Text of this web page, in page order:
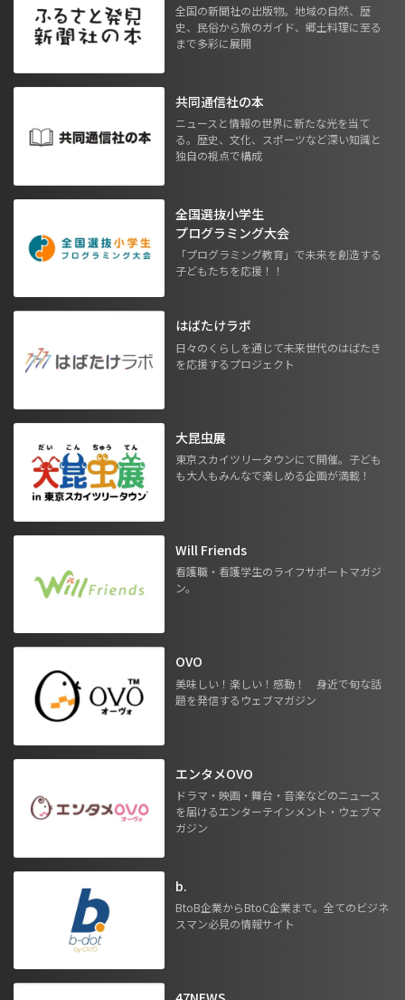
全国の新聞社の出版物。地域の自然、歴
史、民俗から旅のガイド、郷土料理に至る
まで多彩に展開
共同通信社の本
ニュースと情報の世界に新たな光を当て
る。歴史、文化、スポーツなど深い知識と
独自の視点で構成
全国選抜小学生
プログラミング大会
「プログラミング教育」で未来を創造する
子どもたちを応援！！
はばたけラボ
日々のくらしを通じて未来世代のはばたき
を応援するプロジェクト
大昆虫展
東京スカイツリータウンにて開催。子ども
も大人もみんなで楽しめる企画が満載！
Will Friends
看護職・看護学生のライフサポートマガジ
ン。
OVO
美味しい！楽しい！感動！ 身近で旬な話
題を発信するウェブマガジン
エンタメOVO
ドラマ・映画・舞台・音楽などのニュース
を届けるエンターテインメント・ウェブマ
ガジン
b.
BtoB企業からBtoC企業まで。全てのビジネ
スマン必見の情報サイト